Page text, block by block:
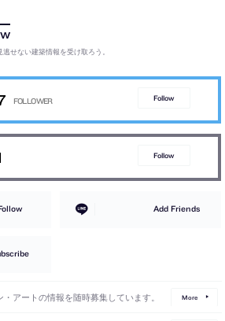
せない建築情報を受け取ろう。
Follow
Follow
Add Friends
アートの情報を随時募集しています。 More